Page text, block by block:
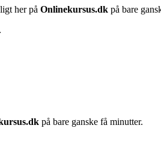
her på Onlinekursus.dk på bare
på bare ganske få minutter.